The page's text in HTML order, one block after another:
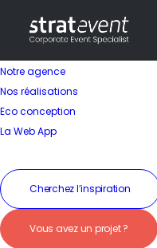
Notre agence
Nos réalisations
Eco conception
La Web App
Cherchez l’inspiration
Vous avez un projet ?
19 janvier 2026 | InAlgarve
À moins d’une
l’algarve offre un
logistique